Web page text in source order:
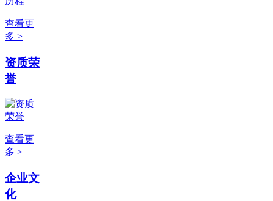
查看更
多 >
资质荣
誉
查看更
多 >
企业文
化